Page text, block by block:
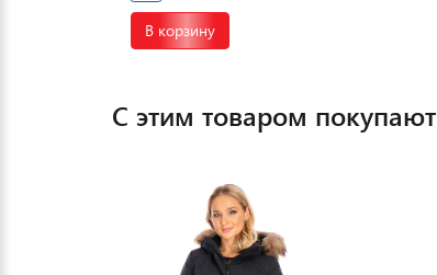
В корзину
С этим товаром покупают